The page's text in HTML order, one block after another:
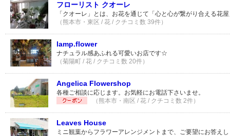
フローリスト クオーレ
「クオーレ」とは、お花を通じて「心と心が繋がり合える花
（熊本市・東区 / 花 / クチコミ数 39件）
lamp.flower
ナチュラル感あふれる可愛いお店です☆
（菊陽町 / 花 / クチコミ数 20件）
Angelica Flowershop
各種ご相談に応じます。お気軽にお電話下さいませ。
（熊本市・南区 / 花 / クチコミ数 2件）
Leaves House
ミニ観葉からフラワーアレンジメントまで、ご要望にお答え